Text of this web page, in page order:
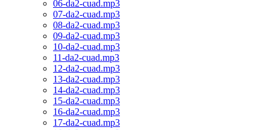
06-da2-cuad.mp3
07-da2-cuad.mp3
08-da2-cuad.mp3
09-da2-cuad.mp3
10-da2-cuad.mp3
11-da2-cuad.mp3
12-da2-cuad.mp3
13-da2-cuad.mp3
14-da2-cuad.mp3
15-da2-cuad.mp3
16-da2-cuad.mp3
17-da2-cuad.mp3